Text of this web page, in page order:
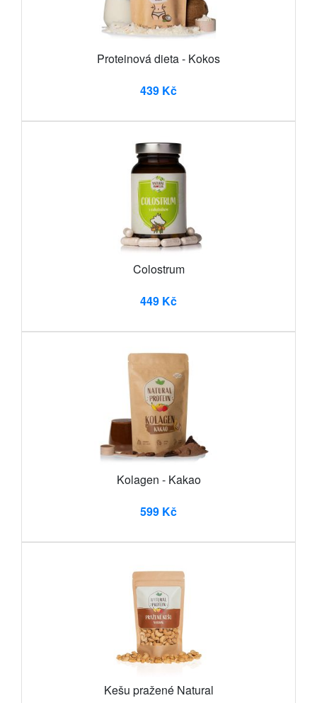
Proteinová dieta - Kokos
439 Kč
Colostrum
449 Kč
Kolagen - Kakao
599 Kč
Kešu pražené Natural